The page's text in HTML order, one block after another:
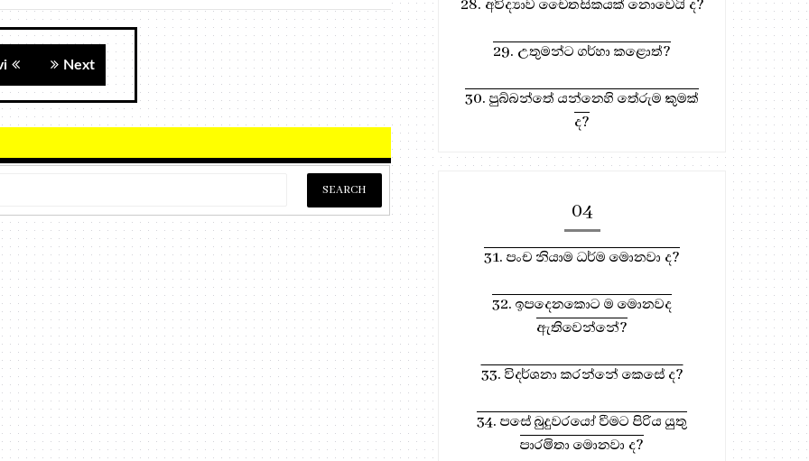
Next
ධර්ම දානය සඳහා, මෙතැන ඔබන්න!
28. අවිද්‍යාව චෛතසිකයක් නොවෙයි ද?
29. උතුමන්ට ගර්හා කළොත්?
30. පුබ්බන්තේ යන්නෙහි තේරුම කුමක්
ද?
04
31. පංච නියාම ධර්ම මොනවා ද?
32. ඉපදෙනකොට ම මොනවද
ඇතිවෙන්නේ?
33. විදර්ශනා කරන්නේ කෙසේ ද?
34. පසේ බුදුවරයෝ වීමට පිරිය යුතු
පාරමිතා මොනවා ද?